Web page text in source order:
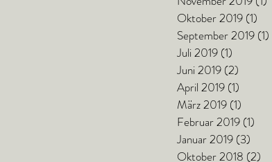
Oktober 2019 (1)
September 2019 (1)
Juli 2019 (1)
Juni 2019 (2)
April 2019 (1)
März 2019 (1)
Februar 2019 (1)
Januar 2019 (3)
Oktober 2018 (2)